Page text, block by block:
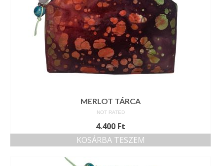
MERLOT TÁRCA
NOT RATED
4.400 Ft
KOSÁRBA TESZEM